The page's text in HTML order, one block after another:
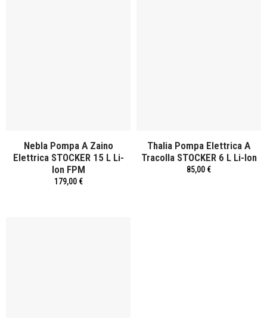
Nebla Pompa A Zaino
Elettrica STOCKER 15 L Li-
Ion FPM
179,00 €
Thalia Pompa Elettrica A
Tracolla STOCKER 6 L Li-Ion
85,00 €